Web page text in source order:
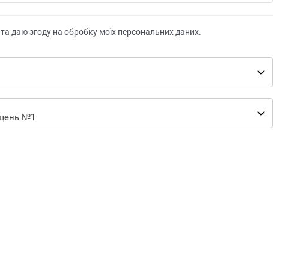
та даю згоду на обробку моїх персональних даних.